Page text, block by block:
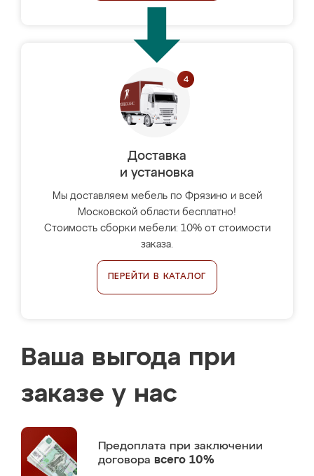
Доставка
и установка
Мы доставляем мебель по Фрязино и всей
Московской области бесплатно!
Стоимость сборки мебели: 10% от стоимости
заказа.
ПЕРЕЙТИ В КАТАЛОГ
Ваша выгода при
заказе у нас
Предоплата при заключении
договора всего 10%